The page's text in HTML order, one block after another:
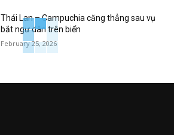
Thái Lan – Campuchia căng thẳng sau vụ
bắt ngư dân trên biển
February 25, 2026